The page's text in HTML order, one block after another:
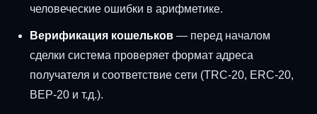
человеческие ошибки в арифметике.
Верификация кошельков — перед началом
сделки система проверяет формат адреса
получателя и соответствие сети (TRC-20, ERC-20,
BEP-20 и т.д.).